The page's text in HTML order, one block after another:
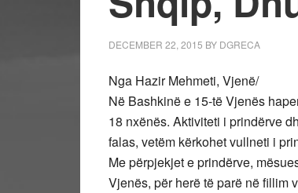
DECEMBER 22, 2015 BY DGRECA
Nga Hazir Mehmeti, Vjenë/
Në Bashkinë e 15-të Vjenës
18 nxënës. Aktiviteti i prindërve
falas, vetëm kërkohet vullneti i
Me përpjekjet e prindërve,
Vjenës, për herë të parë në fillim